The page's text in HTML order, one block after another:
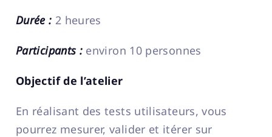
Durée : 2 heures
Participants : environ 10 personnes
Objectif de l’atelier
En réalisant des tests utilisateurs, vous
pourrez mesurer, valider et itérer sur